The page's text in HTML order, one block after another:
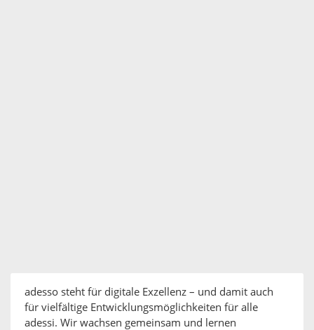
adesso steht für digitale Exzellenz – und damit auch
für vielfältige Entwicklungsmöglichkeiten für alle
adessi. Wir wachsen gemeinsam und lernen